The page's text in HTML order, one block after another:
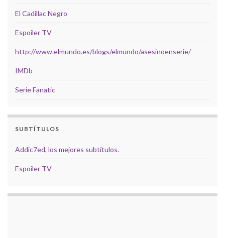
El Cadillac Negro
Espoiler TV
http://www.elmundo.es/blogs/elmundo/asesinoenserie/
IMDb
Serie Fanatic
SUBTÍTULOS
Addic7ed, los mejores subtítulos.
Espoiler TV